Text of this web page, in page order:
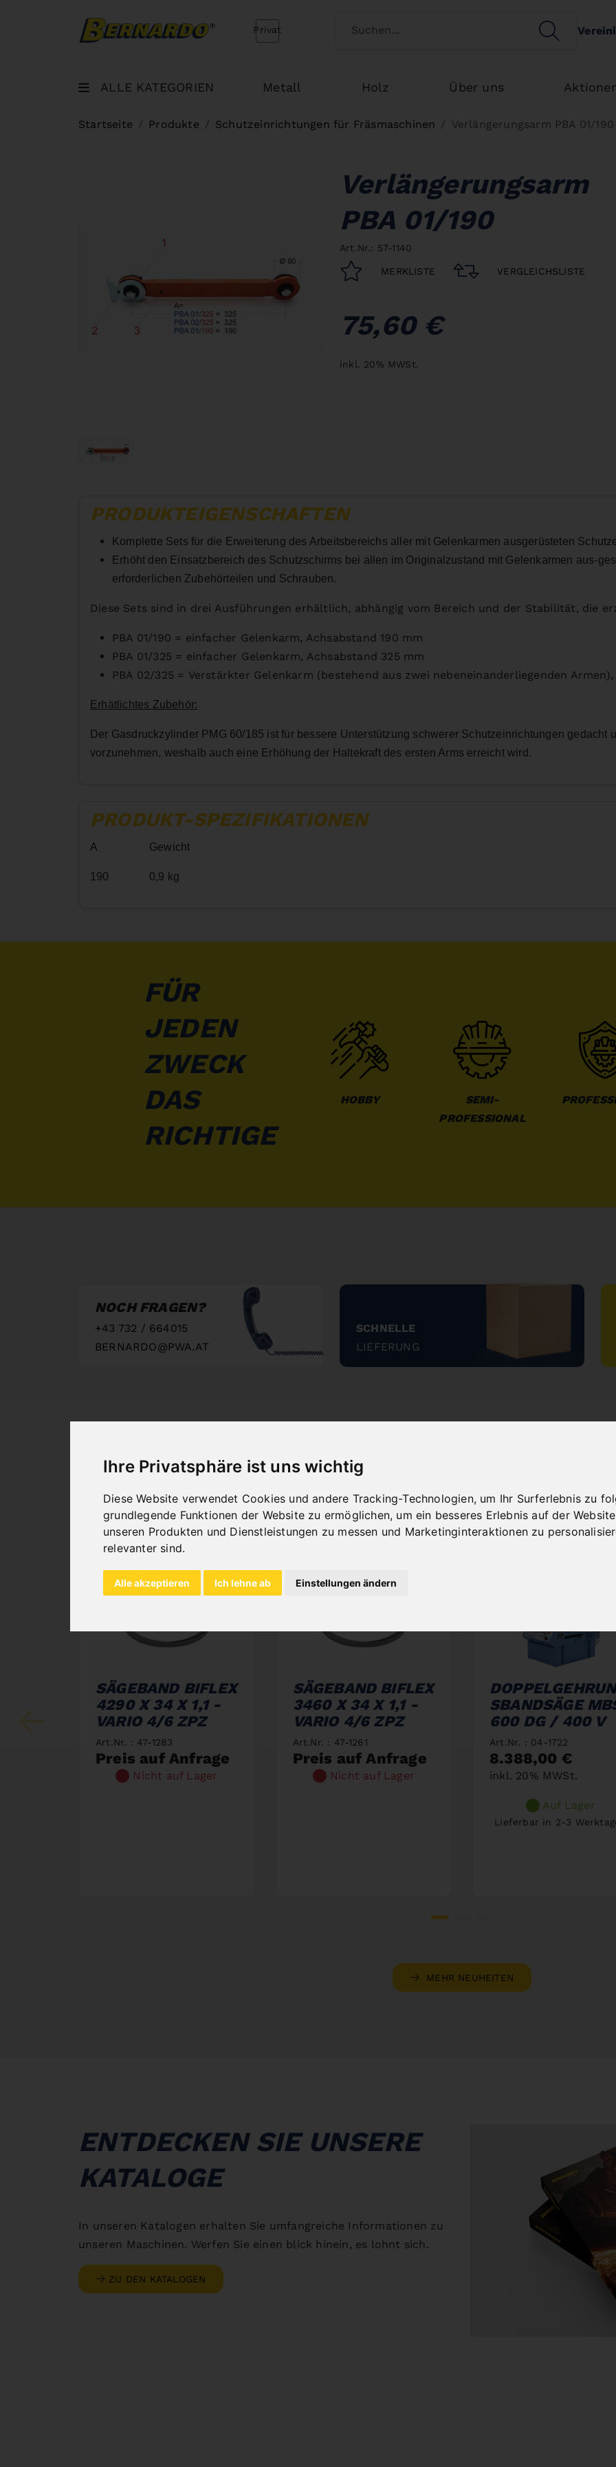
Ihre Privatsphäre ist uns wichtig
Diese Website verwendet Cookies und andere Tracking-Technologien, um Ihr Surferlebnis zu
grundlegende Funktionen der Website zu ermöglichen, um ein besseres Erlebnis auf der
unseren Produkten und Dienstleistungen zu messen und Marketinginteraktionen zu
relevanter sind.
Alle akzeptieren Ich lehne ab Einstellungen ändern
Bernardo Home Kundenart wechseln
Privat SEARCH
ALLE KATEGORIEN Metall Holz Über uns
Startseite Produkte Schutzeinrichtungen für Fräsmaschinen Verlängerungsarm PBA 01/190
Verlängerungsarm
PBA 01/190
Art.Nr.: 57-1140
MERKLISTE VERGLEICHSLISTE
75,60 €
inkl. 20% MWSt.
PRODUKTEIGENSCHAFTEN
Komplette Sets für die Erweiterung des Arbeitsbereichs aller mit Gelenkarmen ausgerüsteten
Erhöht den Einsatzbereich des Schutzschirms bei allen im Originalzustand mit Gelenkarmen aus-
erforderlichen Zubehörteilen und Schrauben.
Diese Sets sind in drei Ausführungen erhältlich, abhängig vom Bereich und der Stabilität, die
PBA 01/190 = einfacher Gelenkarm, Achsabstand 190 mm
PBA 01/325 = einfacher Gelenkarm, Achsabstand 325 mm
PBA 02/325 = Verstärkter Gelenkarm (bestehend aus zwei nebeneinanderliegenden
Erhätlichtes Zubehör:
Der Gasdruckzylinder PMG 60/185 ist für bessere Unterstützung schwerer Schutzeinrichtungen gedacht
vorzunehmen, weshalb auch eine Erhöhung der Haltekraft des ersten Arms erreicht wird.
PRODUKT-SPEZIFIKATIONEN
A Gewicht
190 0,9 kg
FÜR
JEDEN
ZWECK
DAS
RICHTIGE
HOBBY
SEMI-
PROFESSIONAL
NOCH FRAGEN?
+43 732 / 664015
BERNARDO@PWA.AT
SCHNELLE
LIEFERUNG
"
NEUHEITEN
SÄGEBAND BIFLEX
4290 X 34 X 1,1 -
VARIO 4/6 ZPZ
Art.Nr. : 47-1283
Preis auf Anfrage
Nicht auf Lager
SÄGEBAND BIFLEX
3460 X 34 X 1,1 -
VARIO 4/6 ZPZ
Art.Nr. : 47-1261
Preis auf Anfrage
Nicht auf Lager
SBANDSÄGE
600 DG / 400 V
Art.Nr. : 04-1722
8.388,00 €
inkl. 20% MWSt.
Auf Lager
Lieferbar in 2-3
MEHR NEUHEITEN
ENTDECKEN SIE UNSERE
KATALOGE
In unseren Katalogen erhalten Sie umfangreiche Informationen zu
unseren Maschinen. Werfen Sie einen blick hinein, es lohnt sich.
ZU DEN KATALOGEN